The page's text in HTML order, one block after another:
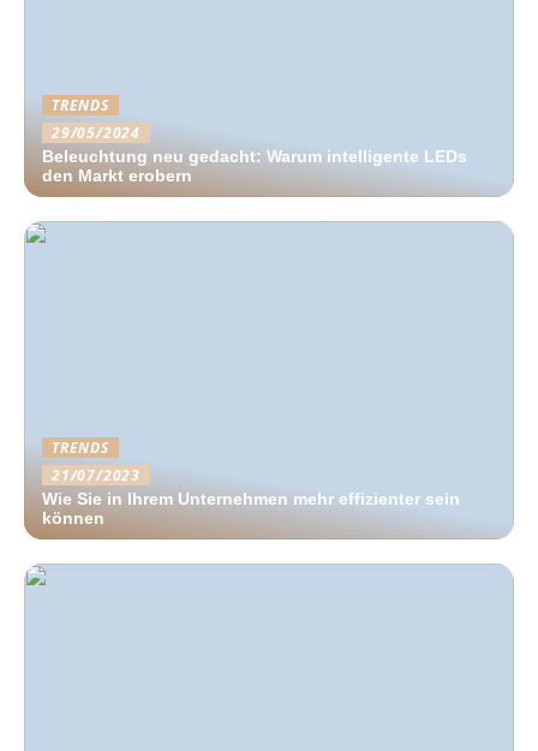
TRENDS
29/05/2024
Beleuchtung neu gedacht: Warum intelligente LEDs
den Markt erobern
TRENDS
21/07/2023
Wie Sie in Ihrem Unternehmen mehr effizienter sein
können